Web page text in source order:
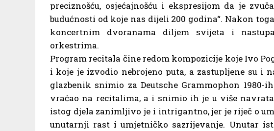
preciznošću, osjećajnošću i ekspresijom da je
budućnosti od koje nas dijeli 200 godina“. Nakon
koncertnim dvoranama diljem svijeta i
orkestrima.
Program recitala čine redom kompozicije koje Ivo
i koje je izvodio nebrojeno puta, a zastupljene su i
glazbenik snimio za Deutsche Grammophon
vraćao na recitalima, a i snimio ih je u više
istog djela zanimljivo je i intrigantno, jer je riječ o
unutarnji rast i umjetničko sazrijevanje. Unutar